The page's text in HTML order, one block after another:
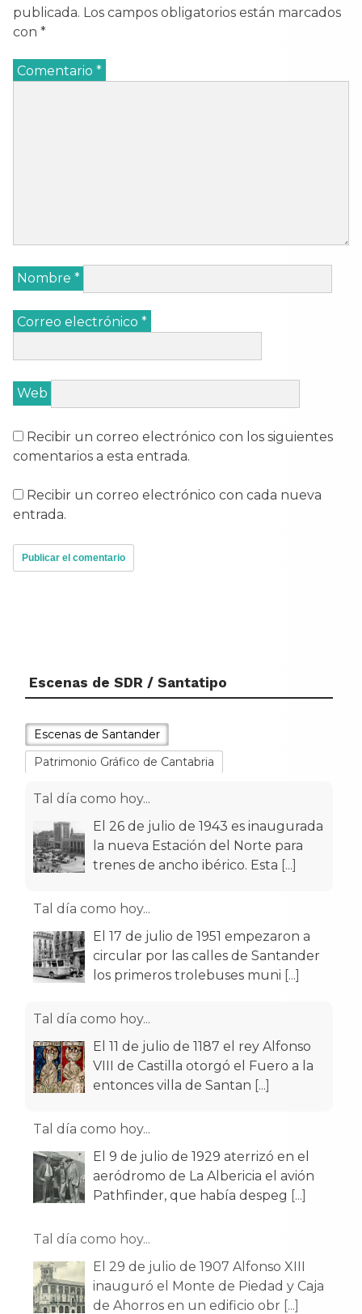
publicada. Los campos obligatorios están marcados
con *
Comentario *
Nombre *
Correo electrónico *
Web
Recibir un correo electrónico con los siguientes
comentarios a esta entrada.
Recibir un correo electrónico con cada nueva
entrada.
Escenas de SDR / Santatipo
Escenas de Santander
Patrimonio Gráfico de Cantabria
Tal día como hoy...
El 26 de julio de 1943 es inaugurada
la nueva Estación del Norte para
trenes de ancho ibérico. Esta [...]
Tal día como hoy...
El 17 de julio de 1951 empezaron a
circular por las calles de Santander
los primeros trolebuses muni [...]
Tal día como hoy...
El 11 de julio de 1187 el rey Alfonso
VIII de Castilla otorgó el Fuero a la
entonces villa de Santan [...]
Tal día como hoy...
El 9 de julio de 1929 aterrizó en el
aeródromo de La Albericia el avión
Pathfinder, que había despeg [...]
Tal día como hoy...
El 29 de julio de 1907 Alfonso XIII
inauguró el Monte de Piedad y Caja
de Ahorros en un edificio obr [...]